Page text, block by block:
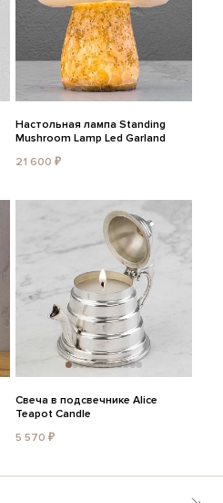
Настольная лампа Standing
Mushroom Lamp Led Garland
21 600 ₽
Свеча в подсвечнике Alice
Teapot Candle
5 570 ₽